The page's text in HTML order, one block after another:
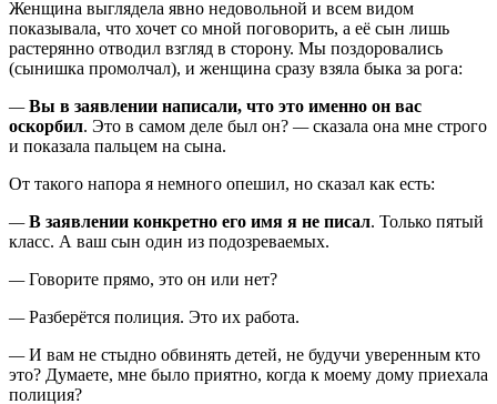
Женщина выглядела явно недовольной и всем видом
показывала, что хочет со мной поговорить, а её сын лишь
растерянно отводил взгляд в сторону. Мы поздоровались
(сынишка промолчал), и женщина сразу взяла быка за рога:
—Вы в заявлении написали, что это именно он вас
оскорбил. Это в самом деле был он? —сказала она мне строго
и показала пальцем на сына.
От такого напора я немного опешил, но сказал как есть:
—В заявлении конкретно его имя я не писал. Только пятый
класс. А ваш сын один из подозреваемых.
—Говорите прямо, это он или нет?
—Разберётся полиция. Это их работа.
—И вам не стыдно обвинять детей, не будучи уверенным кто
это? Думаете, мне было приятно, когда к моему дому приехала
полиция?